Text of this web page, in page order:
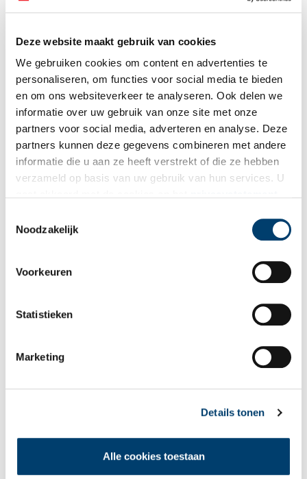
Deze website maakt gebruik van cookies
We gebruiken cookies om content en advertenties te
personaliseren, om functies voor social media te bieden
en om ons websiteverkeer te analyseren. Ook delen we
informatie over uw gebruik van onze site met onze
partners voor social media, adverteren en analyse. Deze
partners kunnen deze gegevens combineren met andere
informatie die u aan ze heeft verstrekt of die ze hebben
verzameld op basis van uw gebruik van hun services. U
Noodzakelijk
Voorkeuren
Statistieken
Marketing
Details tonen
Alle cookies toestaan
De Binnenplaats van Teylers Fundatiehuis te Haarlem, door Wybrand Hendriks.
Achter Teylers Fundatiehuis is nog net een stuk van het dak van de Ovale Zaal te
van het uitzicht. Olieverf op paneel; 51,5 x 43,5 cm. Beeld: Teylers Museum.